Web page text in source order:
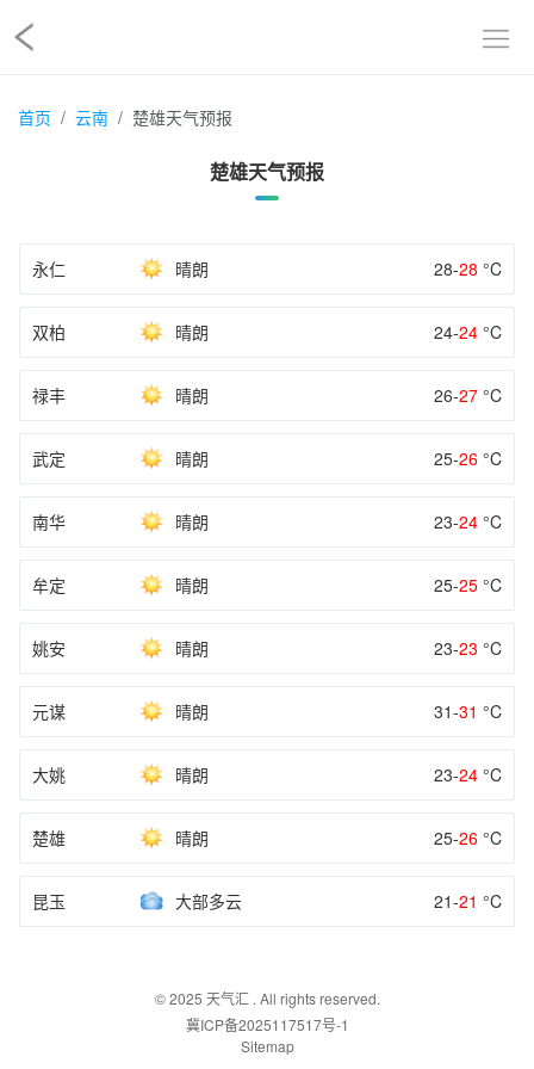
首页 云南 楚雄天气预报
楚雄天气预报
永仁 晴朗 28-28 °C
双柏 晴朗 24-24 °C
禄丰 晴朗 26-27 °C
武定 晴朗 25-26 °C
南华 晴朗 23-24 °C
牟定 晴朗 25-25 °C
姚安 晴朗 23-23 °C
元谋 晴朗 31-31 °C
大姚 晴朗 23-24 °C
楚雄 晴朗 25-26 °C
昆玉 大部多云 21-21 °C
© 2025 天气汇. All rights reserved.
冀ICP备2025117517号-1
Sitemap